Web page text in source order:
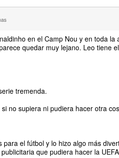
en el Camp Nou y en toda
quedar muy lejano. Leo tiene
tremenda.
no supiera ni pudiera hacer otra
el fútbol y lo hizo algo más
que pudiera hacer la